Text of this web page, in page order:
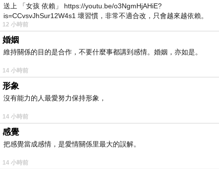
送上 「女孩 依賴」 https://youtu.be/o3NgmHjAHiE?
is=CCvsvJhSur12W4s1 壞習慣，非常不適合改，只會越來越依賴。
我害怕的
12 小時前
婚姻
維持關係的目的是合作，不要什麼事都講到感情。婚姻，亦如是。
14 小時前
形象
沒有能力的人最愛努力保持形象，
14 小時前
感覺
把感覺當成感情，是愛情關係里最大的誤解。
14 小時前